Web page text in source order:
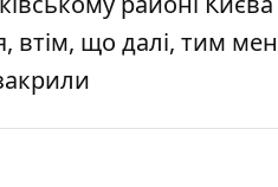
втім, що далі, тим